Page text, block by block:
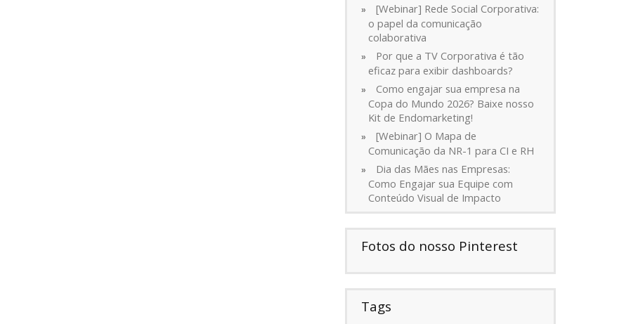
[Webinar] Rede Social Corporativa:
o papel da comunicação
colaborativa
Por que a TV Corporativa é tão
eficaz para exibir dashboards?
Como engajar sua empresa na
Copa do Mundo 2026? Baixe nosso
Kit de Endomarketing!
[Webinar] O Mapa de
Comunicação da NR-1 para CI e RH
Dia das Mães nas Empresas:
Como Engajar sua Equipe com
Conteúdo Visual de Impacto
Fotos do nosso Pinterest
Tags